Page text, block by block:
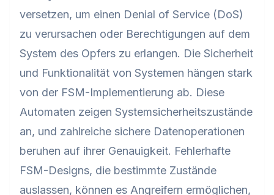
versetzen, um einen Denial of Service (DoS)
zu verursachen oder Berechtigungen auf dem
System des Opfers zu erlangen. Die Sicherheit
und Funktionalität von Systemen hängen stark
von der FSM-Implementierung ab. Diese
Automaten zeigen Systemsicherheitszustände
an, und zahlreiche sichere Datenoperationen
beruhen auf ihrer Genauigkeit. Fehlerhafte
FSM-Designs, die bestimmte Zustände
auslassen, können es Angreifern ermöglichen,